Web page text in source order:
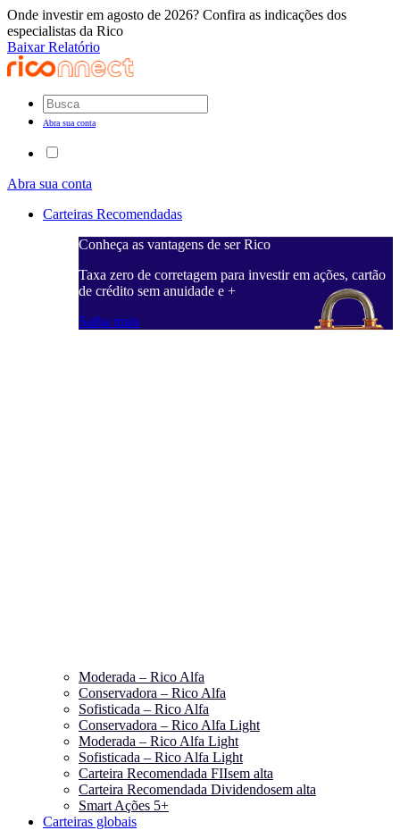
Onde investir em agosto de 2026? Confira as indicações dos
especialistas da Rico
Baixar Relatório
Abra sua conta
Abra sua conta
Carteiras Recomendadas
Conheça as vantagens de ser Rico
Taxa zero de corretagem para investir em ações, cartão
de crédito sem anuidade e +
Saiba mais
Moderada – Rico Alfa
Conservadora – Rico Alfa
Sofisticada – Rico Alfa
Conservadora – Rico Alfa Light
Moderada – Rico Alfa Light
Sofisticada – Rico Alfa Light
Carteira Recomendada FIIsem alta
Carteira Recomendada Dividendosem alta
Smart Ações 5+
Carteiras globais